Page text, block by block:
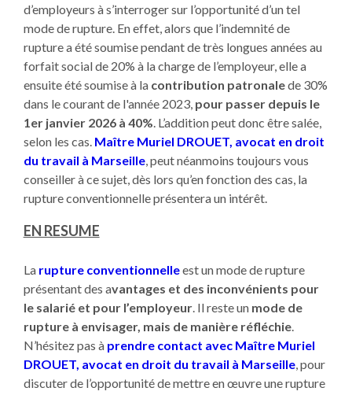
d’employeurs à s’interroger sur l’opportunité d’un tel
mode de rupture. En effet, alors que l’indemnité de
rupture a été soumise pendant de très longues années au
forfait social de 20% à la charge de l’employeur, elle a
ensuite été soumise à la contribution patronalede 30%
dans le courant de l'année 2023, pour passer depuis le
1er janvier 2026 à 40% . L’addition peut donc être salée,
selon les cas. Maître Muriel DROUET, avocat en droit
du travail à Marseille, peut néanmoins toujours vous
conseiller à ce sujet, dès lors qu’en fonction des cas, la
rupture conventionnelle présentera un intérêt.
EN RESUME
La rupture conventionnelleest un mode de rupture
présentant des avantages et des inconvénients pour
le salarié et pour l’employeur. Il reste un mode de
rupture à envisager, mais de manière réfléchie.
N’hésitez pas à prendre contact avec Maître Muriel
DROUET, avocat en droit du travail à Marseille, pour
discuter de l’opportunité de mettre en œuvre une rupture